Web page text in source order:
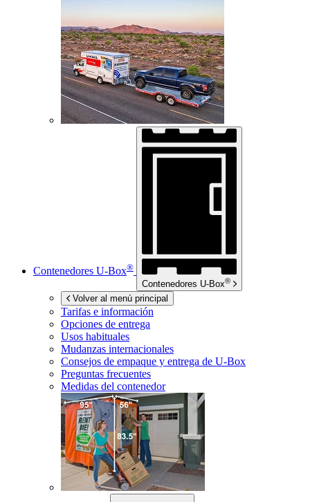
Contenedores U-Box®
Contenedores U-Box®
Volver al menú principal
Tarifas e información
Opciones de entrega
Usos habituales
Mudanzas internacionales
Consejos de empaque y entrega de U-Box
Preguntas frecuentes
Medidas del contenedor